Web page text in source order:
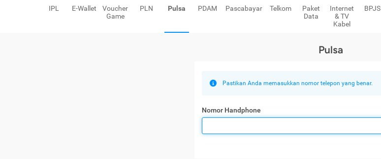
IPL E-Wallet
Voucher
Game
PLN Pulsa PDAM Pascabayar Telkom
Paket
Data
Internet
& TV
Kabel
BPJS
Pulsa
Pastikan Anda memasukkan nomor telepon yang benar.
Nomor Handphone